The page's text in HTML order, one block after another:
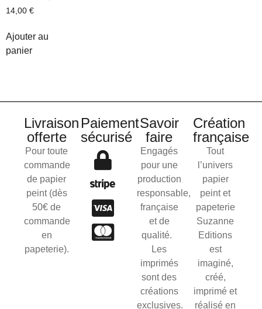
14,00 €
Ajouter au
panier
Livraison
offerte
Pour toute
commande
de papier
peint (dès
50€ de
commande
en
papeterie).
Paiement
sécurisé
Savoir
faire
Engagés
pour une
production
responsable,
française
et de
qualité.
Les
imprimés
sont des
créations
exclusives.
Création
française
Tout
l’univers
papier
peint et
papeterie
Suzanne
Editions
est
imaginé,
créé,
imprimé et
réalisé en